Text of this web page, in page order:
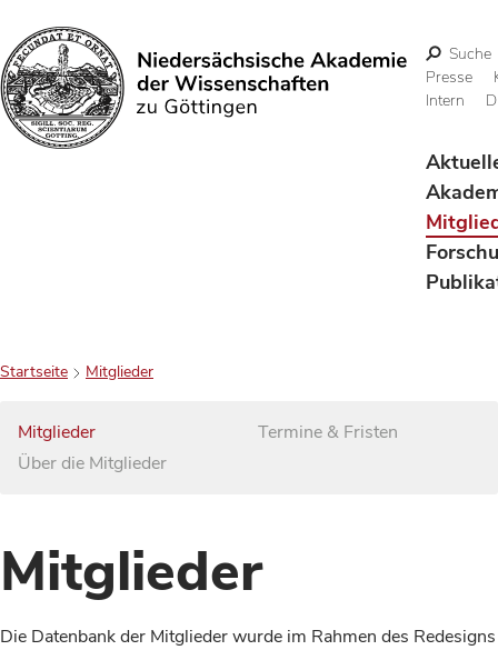
Suchen
Suche
Presse
Intern
Startseite Mitglieder
Mitglieder
Über die Mitglieder
Termine & Fristen
Mitglieder
Die Datenbank der Mitglieder wurde im Rahmen des Redesigns